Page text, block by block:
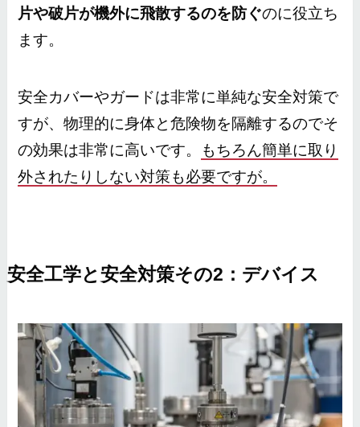
片や破片が機外に飛散するのを防ぐのに役立ち
ます。
安全カバーやガードは非常に単純な安全対策で
すが、物理的に身体と危険物を隔離するのでそ
の効果は非常に高いです。
もちろん簡単に取り
外されたりしない対策も必要ですが。
安全工学と安全対策その2：デバイス